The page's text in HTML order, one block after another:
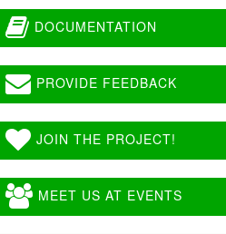
DOCUMENTATION
PROVIDE FEEDBACK
JOIN THE PROJECT!
MEET US AT EVENTS